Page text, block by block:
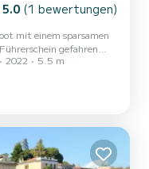
5.0 (1 bewertungen)
mit einem sparsamen
gefahren
Sitzplätze im Heck
das es Ihnen
zu genießen. An
Navigieren
2022
5.5 m